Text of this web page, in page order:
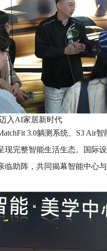
入AI家居新时代
3.0躺测系统、S3 Air
完整智能生活生态。国际
临助阵，共同揭幕智能中心